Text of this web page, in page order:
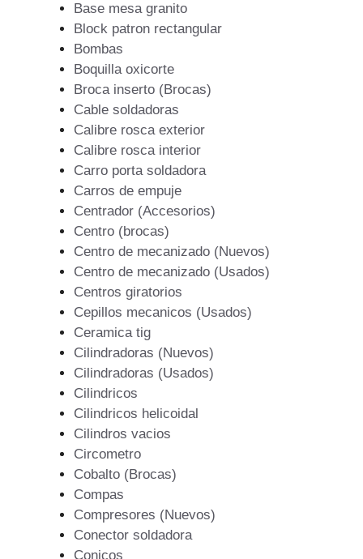
Base mesa granito
Block patron rectangular
Bombas
Boquilla oxicorte
Broca inserto (Brocas)
Cable soldadoras
Calibre rosca exterior
Calibre rosca interior
Carro porta soldadora
Carros de empuje
Centrador (Accesorios)
Centro (brocas)
Centro de mecanizado (Nuevos)
Centro de mecanizado (Usados)
Centros giratorios
Cepillos mecanicos (Usados)
Ceramica tig
Cilindradoras (Nuevos)
Cilindradoras (Usados)
Cilindricos
Cilindricos helicoidal
Cilindros vacios
Circometro
Cobalto (Brocas)
Compas
Compresores (Nuevos)
Conector soldadora
Conicos